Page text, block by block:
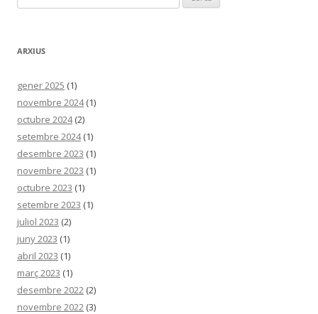
ARXIUS
gener 2025 (1)
novembre 2024(1)
octubre 2024(2)
setembre 2024(1)
desembre 2023 (1)
novembre 2023 (1)
octubre 2023 (1)
setembre 2023 (1)
juliol 2023 (2)
juny 2023 (1)
abril 2023 (1)
març 2023 (1)
desembre 2022 (2)
novembre 2022 (3)